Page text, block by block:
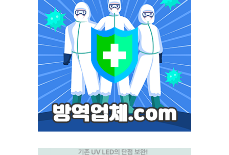
모스포커스
포커스 LED
스마트키퍼 UV LED 일반형